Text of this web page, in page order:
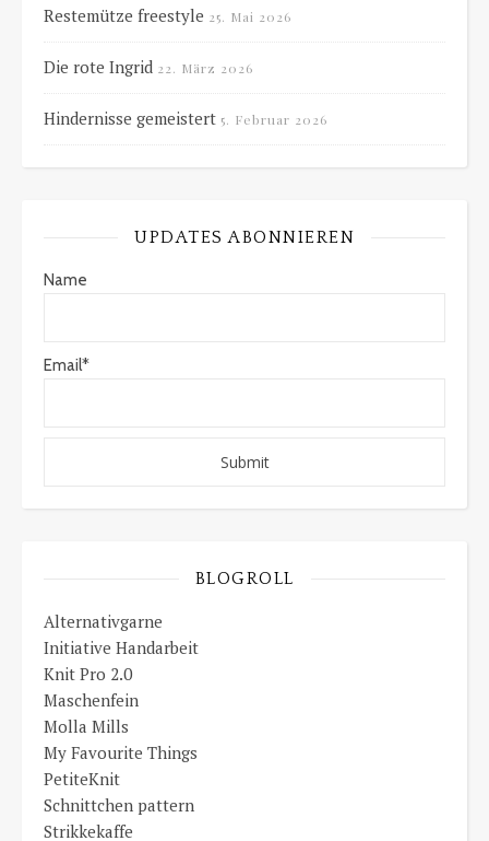
Restemütze freestyle 25. Mai 2026
Die rote Ingrid 22. März 2026
Hindernisse gemeistert 5. Februar 2026
UPDATES ABONNIEREN
Name
Email*
BLOGROLL
Alternativgarne
Initiative Handarbeit
Knit Pro 2.0
Maschenfein
Molla Mills
My Favourite Things
PetiteKnit
Schnittchen pattern
Strikkekaffe